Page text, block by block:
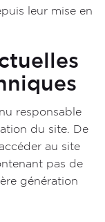
leur mise en
responsable
du site. De
au site
pas de
génération